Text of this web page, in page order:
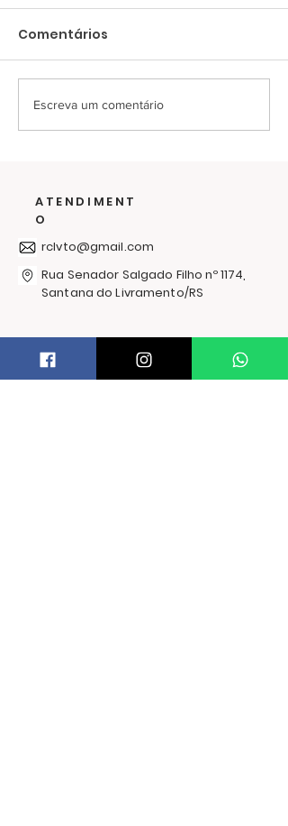
Últimos dias para
ajudar na campanha
Comentários
Escreva um comentário
ATENDIMENT
O
rclvto@gmail.com
Rua Senador Salgado Filho nº 1174,
Santana do Livramento/RS
PRECISA DE AJUDA?
Trocas e Devoluções